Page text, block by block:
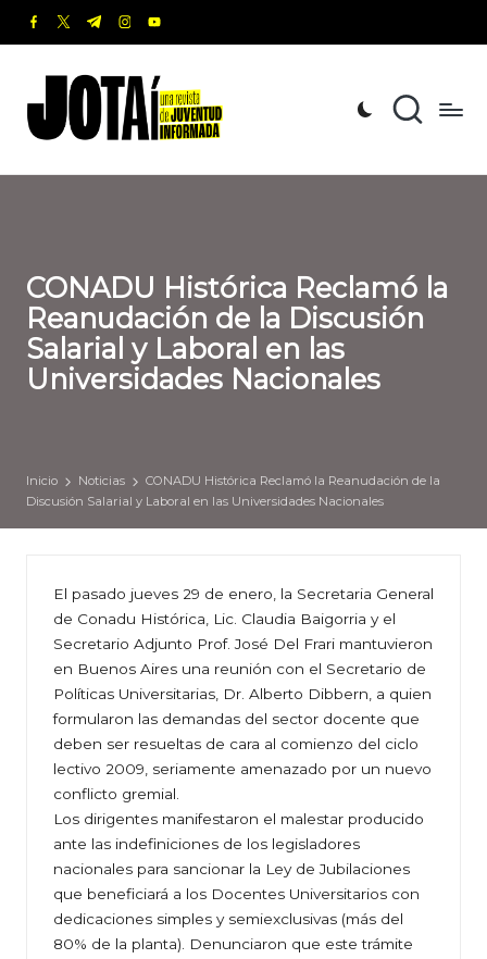
Saltar
contenido
facebook.com
twitter.com
t.me instagram.com
youtube.com
o
t
revista
de
Informada
CONADU Histórica Reclamó la
Reanudación de la Discusión
Salarial y Laboral en las
Universidades Nacionales
Inicio Noticias
CONADU Histórica Reclamó la Reanudación de la
Discusión Salarial y Laboral en las Universidades Nacionales
El pasado jueves 29 de enero, la Secretaria General
de Conadu Histórica, Lic. Claudia Baigorria y el
Secretario Adjunto Prof. José Del Frari mantuvieron
en Buenos Aires una reunión con el Secretario de
Políticas Universitarias, Dr. Alberto Dibbern, a quien
formularon las demandas del sector docente que
deben ser resueltas de cara al comienzo del ciclo
lectivo 2009, seriamente amenazado por un nuevo
conflicto gremial.
Los dirigentes manifestaron el malestar producido
ante las indefiniciones de los legisladores
nacionales para sancionar la Ley de Jubilaciones
que beneficiará a los Docentes Universitarios con
dedicaciones simples y semiexclusivas (más del
80% de la planta). Denunciaron que este trámite